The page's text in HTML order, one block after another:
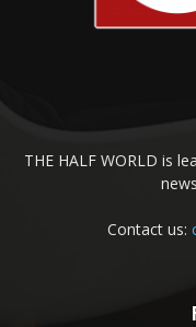
THE HALF WORLD is
Contact us: